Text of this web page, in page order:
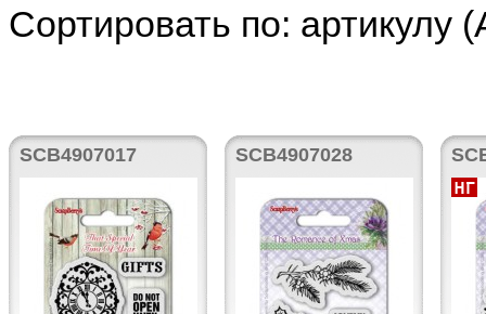
Сортировать по: артикулу
SCB4907017 SCB4907028